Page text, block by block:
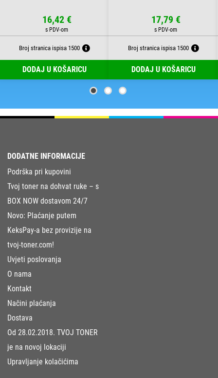
16,42 €
Broj stranica ispisa 1500
DODAJ U KOŠARICU
17,79 €
Broj stranica ispisa 1500
DODAJ U KOŠARICU
DODATNE INFORMACIJE
Podrška pri kupovini
Tvoj toner na dohvat ruke – s
BOX NOW dostavom 24/7
Novo: Plaćanje putem
KeksPay-a bez provizije na
tvoj-toner.com!
Uvjeti poslovanja
O nama
Kontakt
Načini plaćanja
Dostava
Od 28.02.2018. TVOJ TONER
je na novoj lokaciji
Upravljanje kolačićima